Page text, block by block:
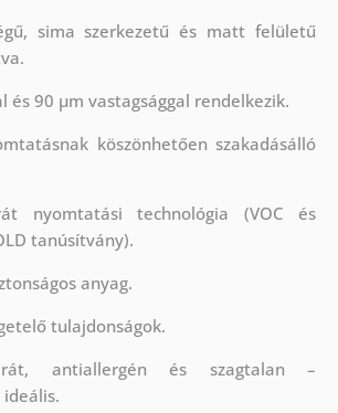
sima szerkezetű és matt felületű
és 90 µm vastagsággal rendelkezik.
köszönhetően szakadásálló
nyomtatási technológia (VOC és
tanúsítvány).
anyag.
tulajdonságok.
antiallergén és szagtalan –
ideális.